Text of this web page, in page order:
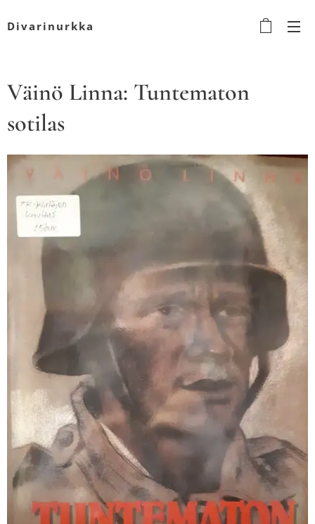
Divarinurkka
Väinö Linna: Tuntematon
sotilas